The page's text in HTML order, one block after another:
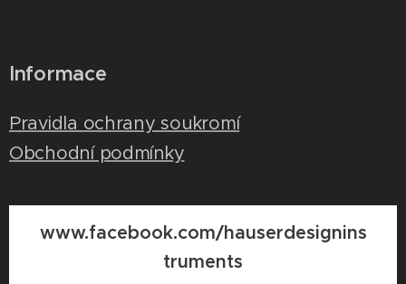
Informace
Pravidla ochrany soukromí
Obchodní podmínky
www.facebook.com/hauserdesignins
truments